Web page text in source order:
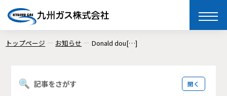
toggle
トップページ お知らせ Donald dou[…]
記事をさがす